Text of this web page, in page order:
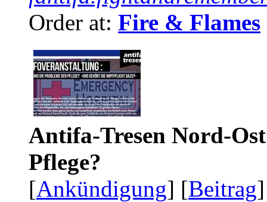
Order at: Fire & Flames
Antifa-Tresen Nord-
Pflege?
[Ankündigung] [Beitrag